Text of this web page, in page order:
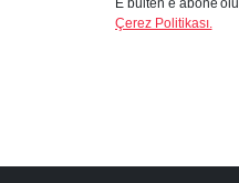
E bülten e abone
Çerez Politikası.